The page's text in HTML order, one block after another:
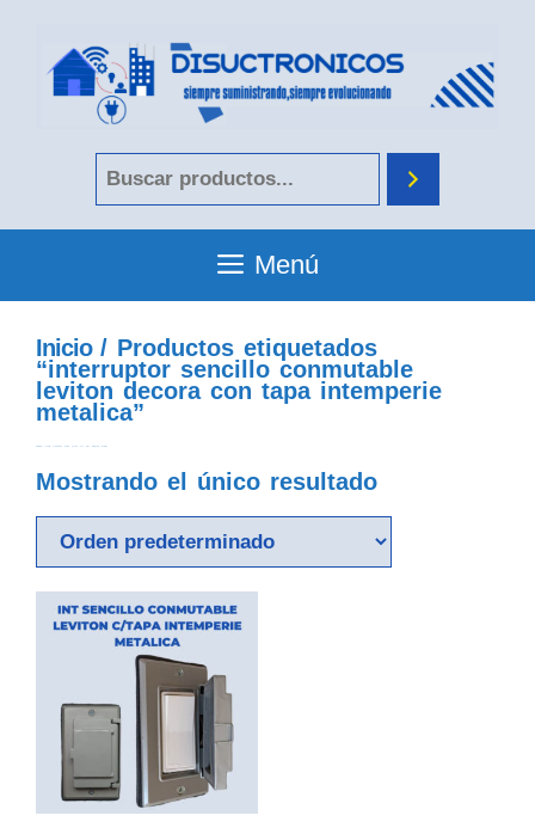
Menú
Inicio/ Productos etiquetados
“interruptor sencillo conmutable
leviton decora con tapa intemperie
metalica”
Mostrando el único resultado